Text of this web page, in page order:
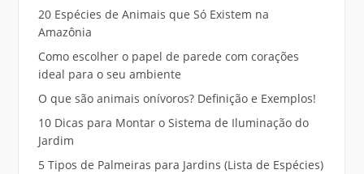
20 Espécies de Animais que Só Existem na
Amazônia
Como escolher o papel de parede com corações
ideal para o seu ambiente
O que são animais onívoros? Definição e Exemplos!
10 Dicas para Montar o Sistema de Iluminação do
Jardim
5 Tipos de Palmeiras para Jardins (Lista de Espécies)